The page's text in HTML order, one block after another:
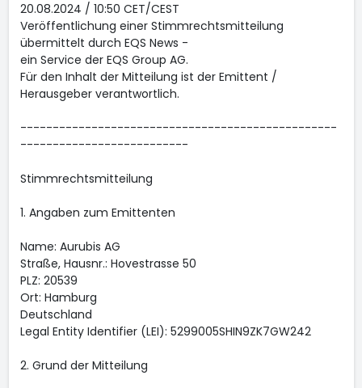
20.08.2024 / 10:50 CET/CEST
Veröffentlichung einer Stimmrechtsmitteilung
übermittelt durch EQS News -
ein Service der EQS Group AG.
Für den Inhalt der Mitteilung ist der Emittent /
Herausgeber verantwortlich.
-------------------------------------------------
--------------------------
Stimmrechtsmitteilung
1. Angaben zum Emittenten
Name: Aurubis AG
Straße, Hausnr.: Hovestrasse 50
PLZ: 20539
Ort: Hamburg
Deutschland
Legal Entity Identifier (LEI): 5299005SHIN9ZK7GW242
2. Grund der Mitteilung